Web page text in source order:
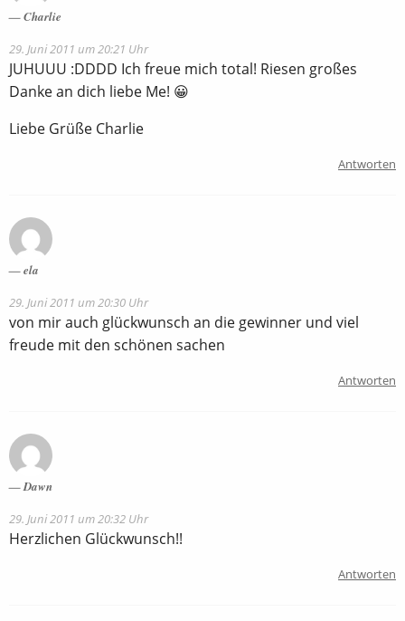
Charlie
29. Juni 2011 um 20:21 Uhr
JUHUUU :DDDD Ich freue mich total! Riesen großes
Danke an dich liebe Me! 😀
Liebe Grüße Charlie
Antworten
ela
29. Juni 2011 um 20:30 Uhr
von mir auch glückwunsch an die gewinner und viel
freude mit den schönen sachen
Antworten
Dawn
29. Juni 2011 um 20:32 Uhr
Herzlichen Glückwunsch!!
Antworten